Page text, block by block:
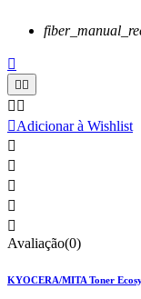

 
 
Adicionar à Wishlist





Avaliação(0)
KYOCERA/MITA Toner